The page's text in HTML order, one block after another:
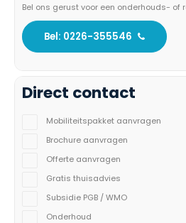
Bel ons gerust voor een onderhouds- of
Bel: 0226-355546
Direct contact
Mobiliteitspakket aanvragen
Brochure aanvragen
Offerte aanvragen
Gratis thuisadvies
Subsidie PGB / WMO
Onderhoud